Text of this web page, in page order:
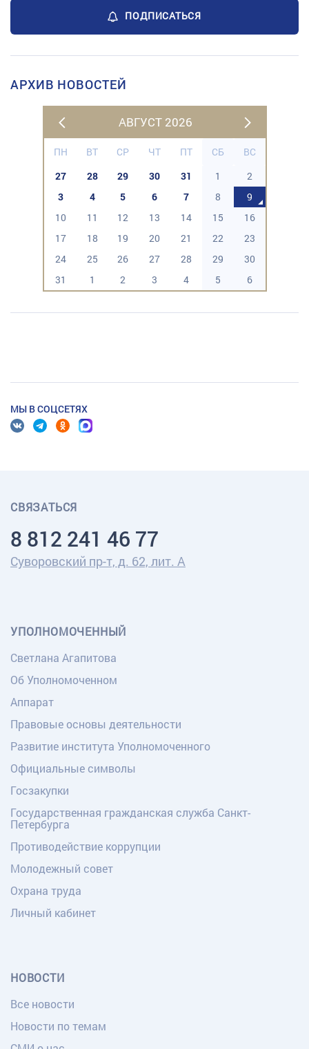
ПОДПИСАТЬСЯ
АРХИВ НОВОСТЕЙ
АВГУСТ 2026
ПН ВТ СР ЧТ ПТ СБ
ВС
27
28 29 30 31 1
2
3
4 5 6 7 8
9
10
11 12 13 14 15
16
17
18 19 20 21 22
23
24
25 26 27 28 29
30
31
1 2 3 4 5 6
МЫ В СОЦСЕТЯХ
СВЯЗАТЬСЯ
8 812 241 46 77
Суворовский пр-т, д. 62, лит. А
УПОЛНОМОЧЕННЫЙ
Светлана Агапитова
Об Уполномоченном
Аппарат
Правовые основы деятельности
Развитие института Уполномоченного
Официальные символы
Госзакупки
Государственная гражданская служба Санкт-
Петербурга
Противодействие коррупции
Молодежный совет
Охрана труда
Личный кабинет
НОВОСТИ
Все новости
Новости по темам